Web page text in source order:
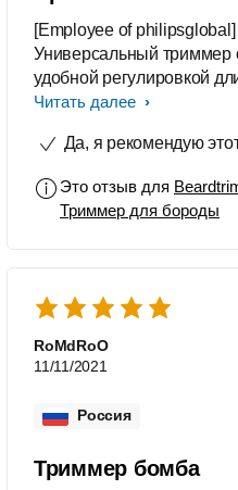
[Employee of philipsglobal]
Универсальный триммер
удобной регулировкой
щетины. Прост в
и замены! Можно
аккумулятор данной
заряда хватает на
Читать далее
Да, я рекомендую
Это отзыв для
Триммер для бороды
RoMdRoO
11/11/2021
Россия
Триммер бомба